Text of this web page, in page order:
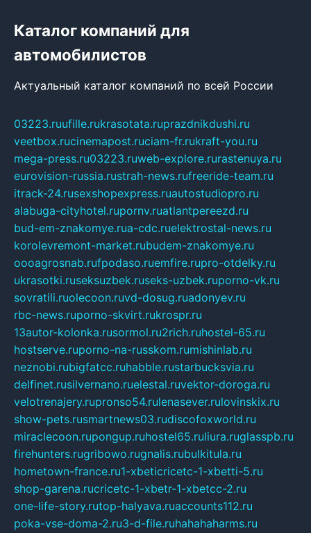
Каталог компаний для
автомобилистов
Актуальный каталог компаний по всей России
03223.ruufille.rukrasotata.ruprazdnikdushi.ru
veetbox.rucinemapost.ruciam-fr.rukraft-you.ru
mega-press.ru03223.ruweb-explore.rurastenuya.ru
eurovision-russia.rustrah-news.rufreeride-team.ru
itrack-24.rusexshopexpress.ruautostudiopro.ru
alabuga-cityhotel.rupornv.ruatlantpereezd.ru
bud-em-znakomye.rua-cdc.ruelektrostal-news.ru
korolevremont-market.rubudem-znakomye.ru
oooagrosnab.rufpodaso.ruemfire.rupro-otdelky.ru
ukrasotki.ruseksuzbek.ruseks-uzbek.ruporno-vk.ru
sovratili.ruolecoon.ruvd-dosug.ruadonyev.ru
rbc-news.ruporno-skvirt.rukrospr.ru
13autor-kolonka.rusormol.ru2rich.ruhostel-65.ru
hostserve.ruporno-na-russkom.rumishinlab.ru
neznobi.rubigfatcc.ruhabble.rustarbucksvia.ru
delfinet.rusilvernano.ruelestal.ruvektor-doroga.ru
velotrenajery.rupronso54.rulenasever.rulovinskix.ru
show-pets.rusmartnews03.rudiscofoxworld.ru
miraclecoon.rupongup.ruhostel65.ruliura.ruglasspb.ru
firehunters.rugribowo.rugnalis.rubulkitula.ru
hometown-france.ru1-xbeticricetc-1-xbetti-5.ru
shop-garena.rucricetc-1-xbetr-1-xbetcc-2.ru
one-life-story.rutop-halyava.ruaccounts112.ru
poka-vse-doma-2.ru3-d-file.ruhahahaharms.ru